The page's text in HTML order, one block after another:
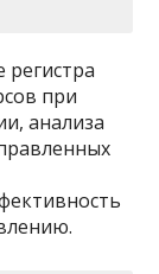
при
анализа